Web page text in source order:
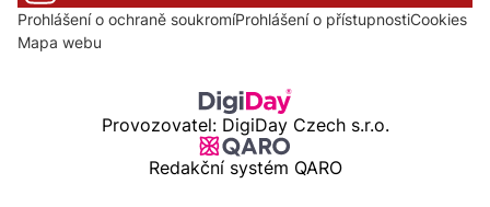
Prohlášení o ochraně soukromíProhlášení o přístupnostiCookies
Mapa webu
Provozovatel: DigiDay Czech s.r.o.
Redakční systém QARO